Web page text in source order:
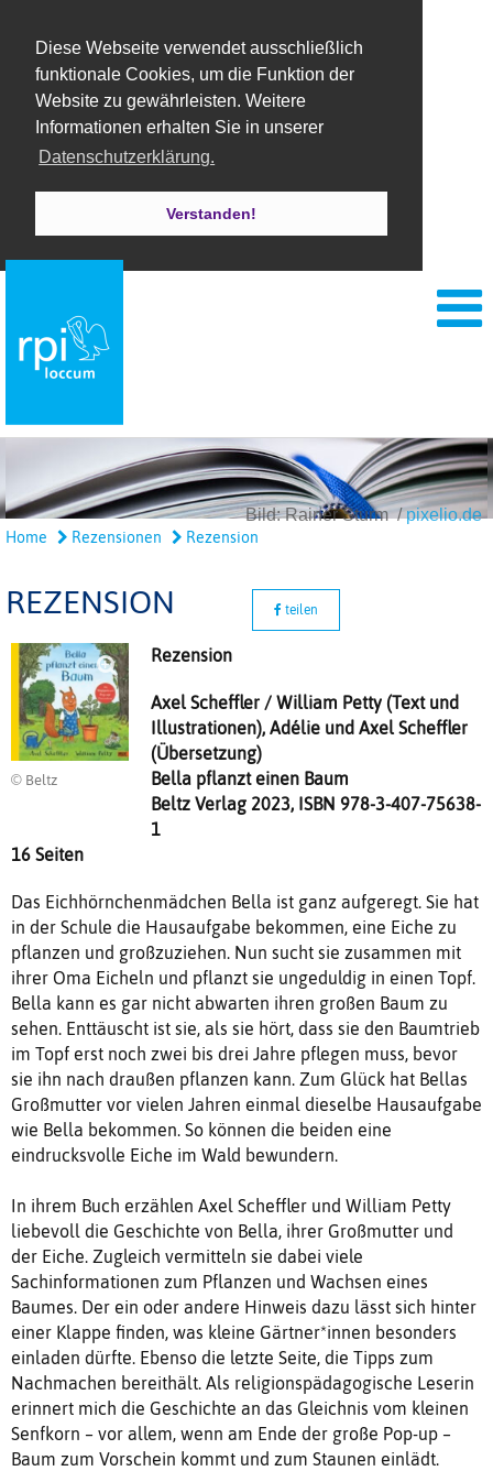
Diese Webseite verwendet ausschließlich
funktionale Cookies, um die Funktion der
Website zu gewährleisten. Weitere
Informationen erhalten Sie in unserer
Datenschutzerklärung.
Verstanden!
Bild: Rainer Sturm /pixelio.de
Home Rezensionen Rezension
REZENSION teilen
© Beltz
Rezension
Axel Scheffler / William Petty (Text und
Illustrationen), Adélie und Axel Scheffler
(Übersetzung)
Bella pflanzt einen Baum
Beltz Verlag 2023, ISBN 978-3-407-75638-
1
16 Seiten
Das Eichhörnchenmädchen Bella ist ganz aufgeregt. Sie hat
in der Schule die Hausaufgabe bekommen, eine Eiche zu
pflanzen und großzuziehen. Nun sucht sie zusammen mit
ihrer Oma Eicheln und pflanzt sie ungeduldig in einen Topf.
Bella kann es gar nicht abwarten ihren großen Baum zu
sehen. Enttäuscht ist sie, als sie hört, dass sie den Baumtrieb
im Topf erst noch zwei bis drei Jahre pflegen muss, bevor
sie ihn nach draußen pflanzen kann. Zum Glück hat Bellas
Großmutter vor vielen Jahren einmal dieselbe Hausaufgabe
wie Bella bekommen. So können die beiden eine
eindrucksvolle Eiche im Wald bewundern.
In ihrem Buch erzählen Axel Scheffler und William Petty
liebevoll die Geschichte von Bella, ihrer Großmutter und
der Eiche. Zugleich vermitteln sie dabei viele
Sachinformationen zum Pflanzen und Wachsen eines
Baumes. Der ein oder andere Hinweis dazu lässt sich hinter
einer Klappe finden, was kleine Gärtner*innen besonders
einladen dürfte. Ebenso die letzte Seite, die Tipps zum
Nachmachen bereithält. Als religionspädagogische Leserin
erinnert mich die Geschichte an das Gleichnis vom kleinen
Senfkorn – vor allem, wenn am Ende der große Pop-up –
Baum zum Vorschein kommt und zum Staunen einlädt.